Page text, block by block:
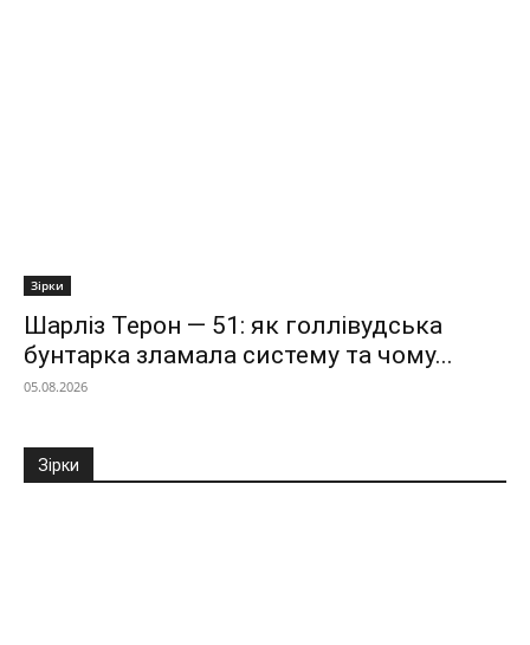
Зірки
Шарліз Терон — 51: як голлівудська
бунтарка зламала систему та чому...
05.08.2026
Зірки